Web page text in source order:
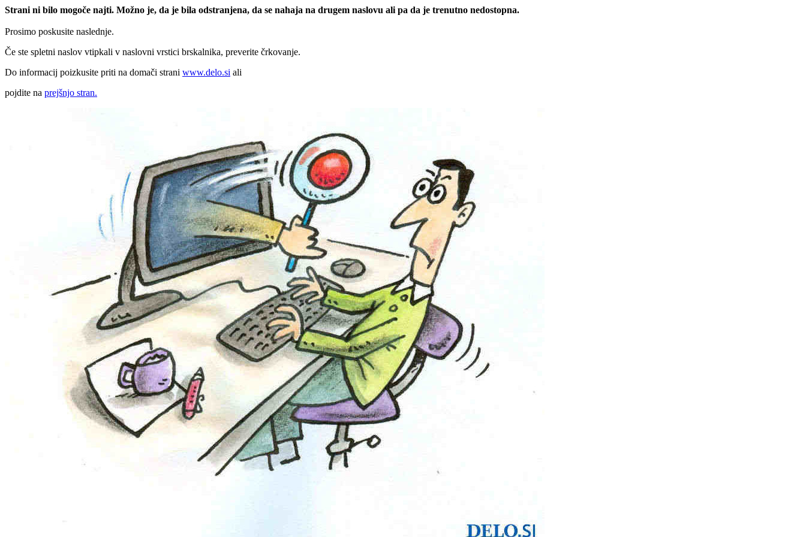
Strani ni bilo mogoče najti. Možno je, da je bila odstranjena, da se nahaja na drugem naslovu ali pa da je trenutno nedostopna.
Prosimo poskusite naslednje.
Če ste spletni naslov vtipkali v naslovni vrstici brskalnika, preverite črkovanje.
Do informacij poizkusite priti na domači strani www.delo.si ali
pojdite na prejšnjo stran.